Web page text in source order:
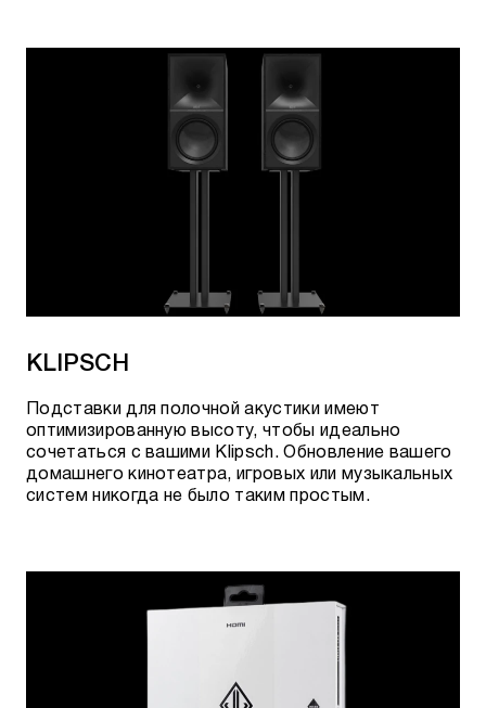
KLIPSCH
Подставки для полочной акустики имеют
оптимизированную высоту, чтобы идеально
сочетаться с вашими Klipsch. Обновление вашего
домашнего кинотеатра, игровых или музыкальных
систем никогда не было таким простым.